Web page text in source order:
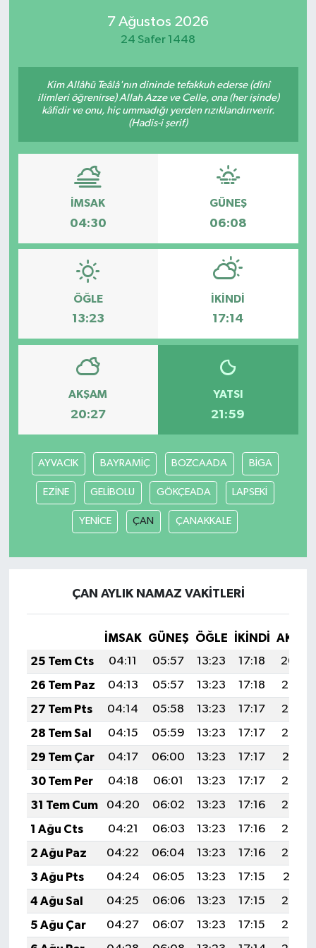
7 Ağustos 2026
24 Safer 1448
Kim Allâhü Teâlâ'nın dininde tefakkuh ederse (dînî
ilimleri öğrenirse) Allah Azze ve Celle, ona (her işinde)
kâfidir ve onu, hiç ummadığı yerden rızıklandırıverir.
(Hadis-i şerif)
İMSAK
04:30
GÜNEŞ
06:08
ÖĞLE
13:23
İKINDI
17:14
AKŞAM
20:27
YATSI
21:59
AYVACIK BAYRAMİÇ BOZCAADA BİGA
EZİNE GELİBOLU GÖKÇEADA LAPSEKİ
YENİCE ÇAN ÇANAKKALE
ÇAN AYLIK NAMAZ VAKITLERI
İMSAK GÜNEŞ ÖĞLE İKINDI
25 Tem Cts
04:11 05:57 13:23 17:18
20:40
26 Tem Paz
04:13 05:57 13:23 17:18
20:39
27 Tem Pts
04:14 05:58 13:23 17:17
20:38
28 Tem Sal
04:15 05:59 13:23 17:17
20:38
29 Tem Çar
04:17 06:00 13:23 17:17
20:37
30 Tem Per
04:18 06:01 13:23 17:17
20:36
31 Tem Cum
04:20 06:02 13:23 17:16
20:35
1 Ağu Cts
04:21 06:03 13:23 17:16
20:34
2 Ağu Paz
04:22 06:04 13:23 17:16
20:33
3 Ağu Pts
04:24 06:05 13:23 17:15
20:31
4 Ağu Sal
04:25 06:06 13:23 17:15
20:30
5 Ağu Çar
04:27 06:07 13:23 17:15
20:29
FRAGMANLAR